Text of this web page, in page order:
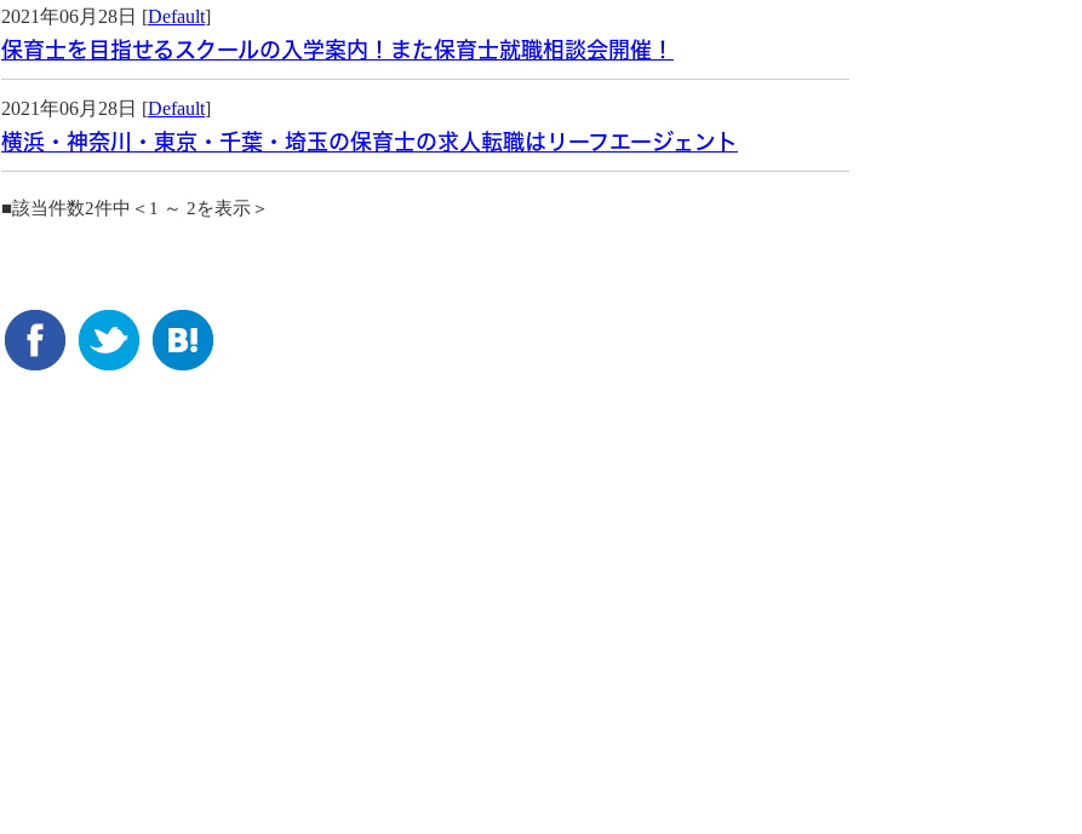
2021年06月28日 [Default]
保育士を目指せるスクールの入学案内！また保育士就職相談会開催！
2021年06月28日 [Default]
横浜・神奈川・東京・千葉・埼玉の保育士の求人転職はリーフエージェント
■該当件数2件中＜1 ～ 2を表示＞